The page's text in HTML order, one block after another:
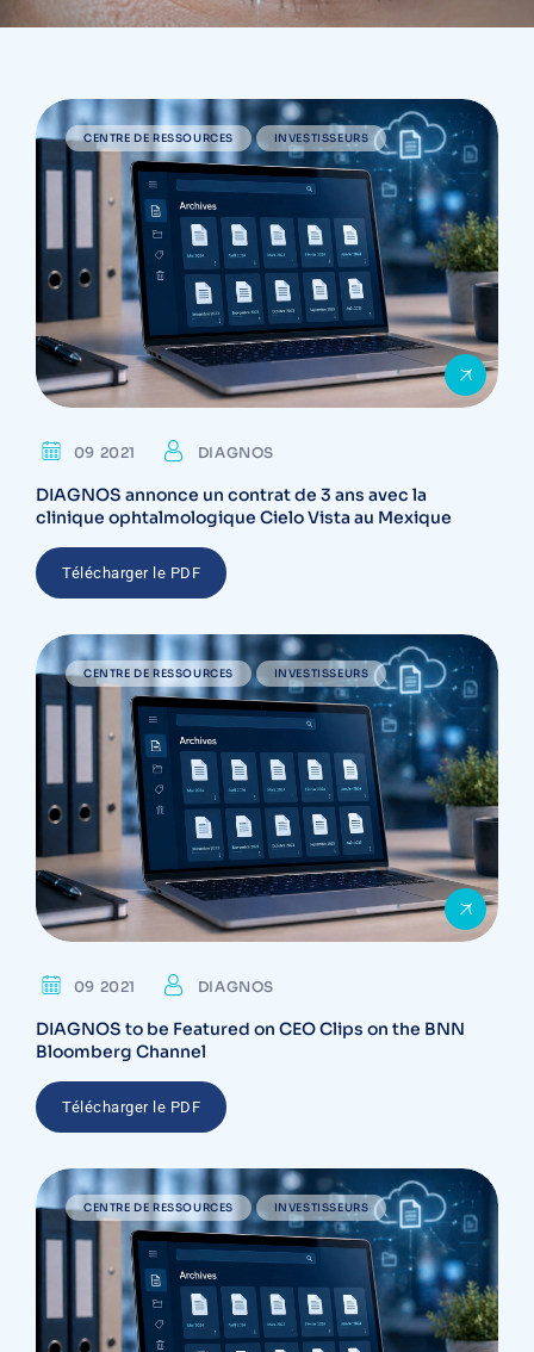
CENTRE DE RESSOURCES INVESTISSEURS
09 2021 DIAGNOS
DIAGNOS annonce un contrat de 3 ans avec la
clinique ophtalmologique Cielo Vista au Mexique
Télécharger le PDF
CENTRE DE RESSOURCES INVESTISSEURS
09 2021 DIAGNOS
DIAGNOS to be Featured on CEO Clips on the BNN
Bloomberg Channel
Télécharger le PDF
CENTRE DE RESSOURCES INVESTISSEURS